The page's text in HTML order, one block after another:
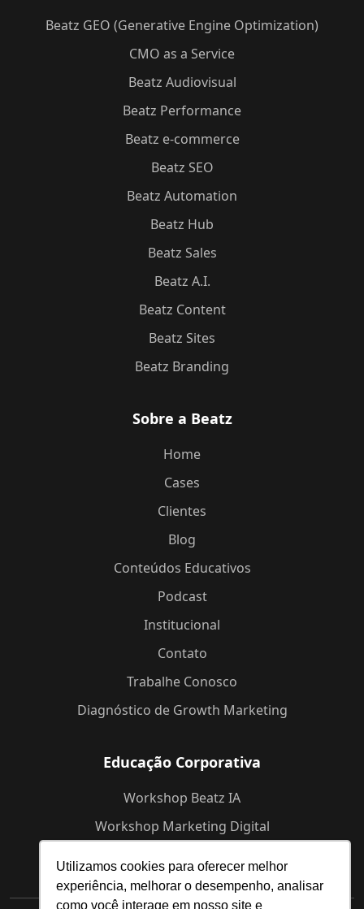
Utilizamos cookies para oferecer melhor
experiência, melhorar o desempenho, analisar
como você interage em nosso site e
Beatz GEO (Generative Engine Optimization)
CMO as a Service
Beatz Audiovisual
Beatz Performance
Beatz e-commerce
Beatz SEO
Beatz Automation
Beatz Hub
Beatz Sales
Beatz A.I.
Beatz Content
Beatz Sites
Beatz Branding
Sobre a Beatz
Home
Cases
Clientes
Blog
Conteúdos Educativos
Podcast
Institucional
Contato
Trabalhe Conosco
Diagnóstico de Growth Marketing
Educação Corporativa
Workshop Beatz IA
Workshop Marketing Digital